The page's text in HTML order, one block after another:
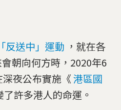
反送中」運動 ，就在各
朝向何方時，2020年6
夜公布實施《 港區國
許多港人的命運。